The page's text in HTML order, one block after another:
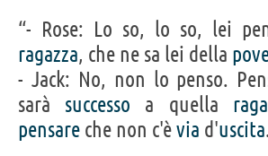
“- Rose: Lo so, lo so, lei
ragazza, che ne sa lei della
- Jack: No, non lo penso.
sarà successo a quella
pensare che non c'èvia d'uscita